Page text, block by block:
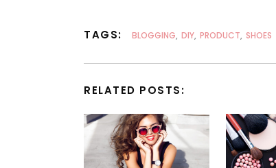
TAGS: BLOGGING, DIY, PRODUCT, SHOES
RELATED POSTS: